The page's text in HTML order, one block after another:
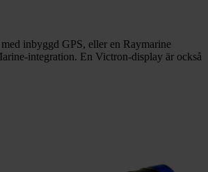
inbyggd GPS, eller en Raymarine
integration. En Victron-display är också